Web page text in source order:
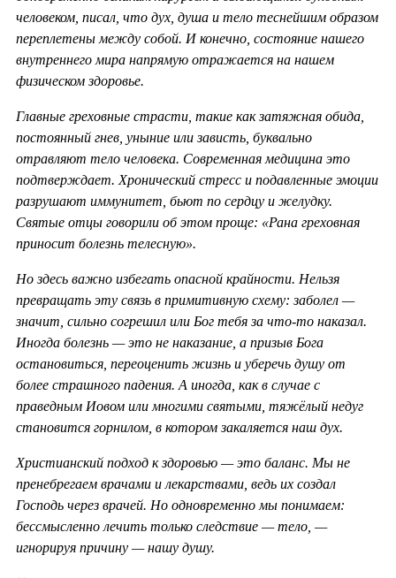
человеком, писал, что дух, душа и тело теснейшим образом
переплетены между собой. И конечно, состояние нашего
внутреннего мира напрямую отражается на нашем
физическом здоровье.
Главные греховные страсти, такие как затяжная обида,
постоянный гнев, уныние или зависть, буквально
отравляют тело человека. Современная медицина это
подтверждает. Хронический стресс и подавленные эмоции
разрушают иммунитет, бьют по сердцу и желудку.
Святые отцы говорили об этом проще: «Рана греховная
приносит болезнь телесную».
Но здесь важно избегать опасной крайности. Нельзя
превращать эту связь в примитивную схему: заболел —
значит, сильно согрешил или Бог тебя за что-то наказал.
Иногда болезнь — это не наказание, а призыв Бога
остановиться, переоценить жизнь и уберечь душу от
более страшного падения. А иногда, как в случае с
праведным Иовом или многими святыми, тяжёлый недуг
становится горнилом, в котором закаляется наш дух.
Христианский подход к здоровью — это баланс. Мы не
пренебрегаем врачами и лекарствами, ведь их создал
Господь через врачей. Но одновременно мы понимаем:
бессмысленно лечить только следствие — тело, —
игнорируя причину — нашу душу.